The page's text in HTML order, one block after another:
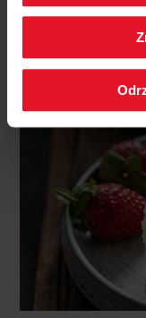
W każdej chwili
ustawienia plików
Zobacz przepis